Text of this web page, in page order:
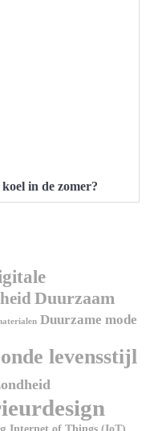
in de zomer?
Duurzaam
Duurzame mode
levensstijl